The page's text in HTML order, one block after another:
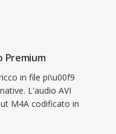
di lavoro lossy
Premium
in file pi\u00f9
L'audio AVI
M4A codificato in